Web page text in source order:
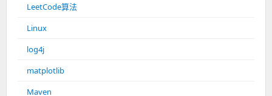
LeetCode算法
Linux
log4j
matplotlib
Maven